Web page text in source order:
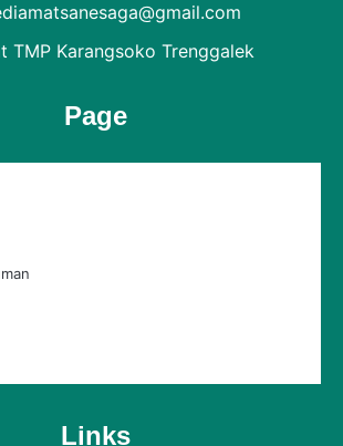
TMP Karangsoko Trenggalek
Page
Links